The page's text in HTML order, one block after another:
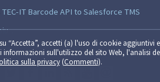
“Accetta”, accetti (a) l'uso di cookie aggiuntivi
sull'utilizzo del sito Web, l'analisi
sulla privacy(Commenti).
IT Barcode API to Salesforce TMS